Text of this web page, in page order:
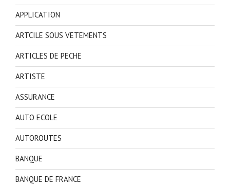
APPLICATION
ARTCILE SOUS VETEMENTS
ARTICLES DE PECHE
ARTISTE
ASSURANCE
AUTO ECOLE
AUTOROUTES
BANQUE
BANQUE DE FRANCE